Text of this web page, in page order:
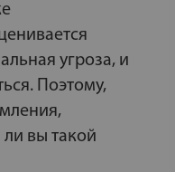
угроза, и
Поэтому,
вы такой